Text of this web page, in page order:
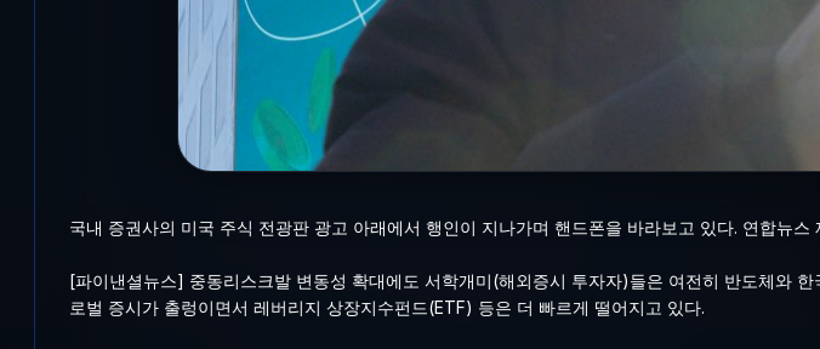
국내 증권사의 미국 주식 전광판 광고 아래에서 행인이 지나가며 핸드폰을 바라보고 있다. 연합뉴스
[파이낸셜뉴스] 중동리스크발 변동성 확대에도 서학개미(해외증시 투자자)들은 여전히 반도체와
로벌 증시가 출렁이면서 레버리지 상장지수펀드(ETF) 등은 더 빠르게 떨어지고 있다.